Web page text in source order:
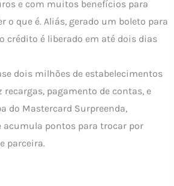
e com muitos benefícios para
o que é. Aliás, gerado um boleto para
crédito é liberado em até dois dias
dois milhões de estabelecimentos
recargas, pagamento de contas, e
do Mastercard Surpreenda,
acumula pontos para trocar por
parceira.